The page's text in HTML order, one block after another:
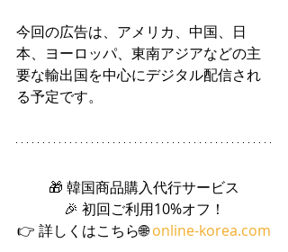
今回の広告は、アメリカ、中国、日
本、ヨーロッパ、東南アジアなどの主
要な輸出国を中心にデジタル配信され
る予定です。
🎁 韓国商品購入代行サービス
🎉 初回ご利用10%オフ！
👉 詳しくはこちら🌐 online-korea.com